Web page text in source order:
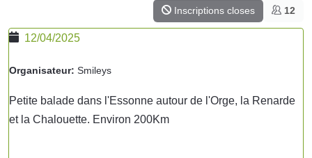
Inscriptions closes 12
12/04/2025
Organisateur: Smileys
Petite balade dans l'Essonne autour de l'Orge, la Renarde
et la Chalouette. Environ 200Km